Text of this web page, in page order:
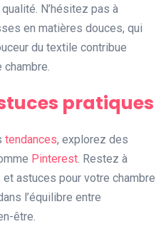
N’hésitez pas à
en matières douces, qui
du textile contribue
pratiques
tendances, explorez des
Pinterest . Restez à
astuces pour votre chambre
l’équilibre entre
être.